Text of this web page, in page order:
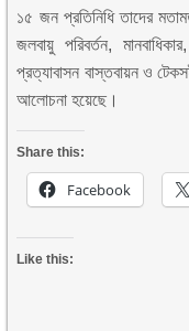
১৫ জন প্রতিনিধি তাদের
জলবায়ু পরিবর্তন,
প্রত্যাবাসন বাস্তবায়ন ও
আলোচনা হয়েছে।
Share this:
Facebook
Like this: